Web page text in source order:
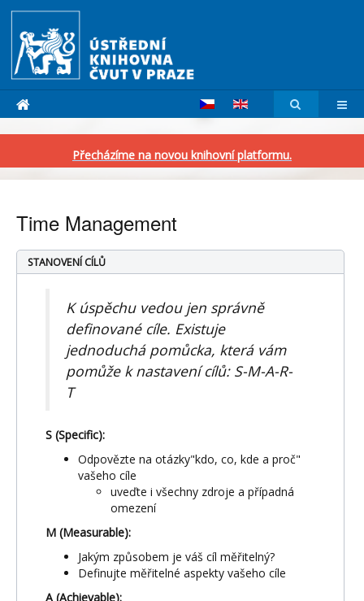
Přecházíme na novou knihovní platformu.
Time Management
STANOVENÍ CÍLŮ
K úspěchu vedou jen správně
definované cíle. Existuje
jednoduchá pomůcka, která vám
pomůže k nastavení cílů: S-M-A-R-
T
S (Specific):
Odpovězte na otázky"kdo, co, kde a proč"
vašeho cíle
uveďte i všechny zdroje a případná
omezení
M (Measurable):
Jakým způsobem je váš cíl měřitelný?
Definujte měřitelné aspekty vašeho cíle
A (Achievable):